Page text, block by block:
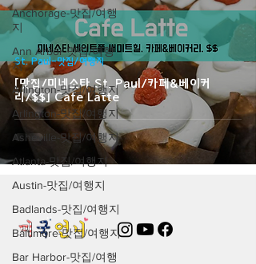
Anchorage-맛집/여행
지
Ann Arbor-맛집/여행
지
Arlington-맛집/여행지
Arlington-맛집/여행지
Asheville-맛집/여행지
Atlanta-맛집/여행지
Austin-맛집/여행지
Badlands-맛집/여행지
Baltimore-맛집/여행지
Bar Harbor-맛집/여행
[맛집/미네소타 St. Paul/카페&베이커
리/$$] Cafe Latte
St. Paul-맛집/여행지